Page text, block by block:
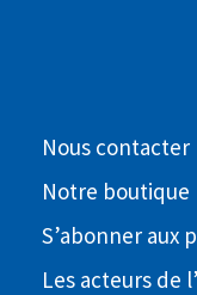
Nous contacter
Notre boutique
S’abonner aux
Les acteurs de